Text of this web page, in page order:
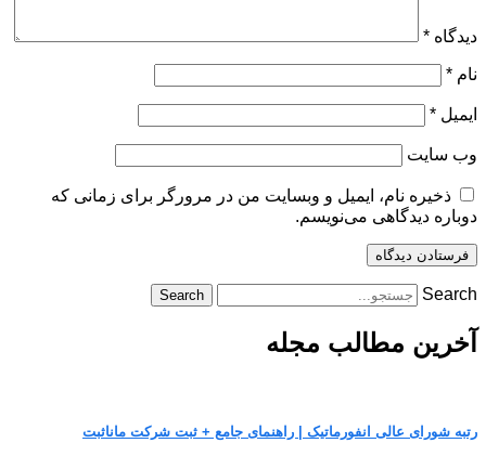
دیدگاه *
نام *
ایمیل *
وب‌ سایت
ذخیره نام، ایمیل و وبسایت من در مرورگر برای زمانی که
دوباره دیدگاهی می‌نویسم.
Search
Search
آخرین مطالب مجله
رتبه شورای عالی انفورماتیک | راهنمای جامع + ثبت شرکت مانا‌ثبت